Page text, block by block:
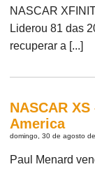
NASCAR
Liderou 81 das
recuperar a [...]
NASCAR
America
domingo, 30 de agosto
Paul Menard